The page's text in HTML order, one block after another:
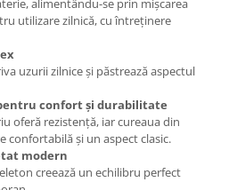
alimentându-se prin mișcarea
utilizare zilnică, cu întreținere
uzurii zilnice și păstrează aspectul
confort și durabilitate
oferă rezistență, iar cureaua din
confortabilă și un aspect clasic.
modern
creează un echilibru perfect